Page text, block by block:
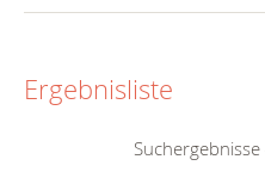
Ergebnisliste